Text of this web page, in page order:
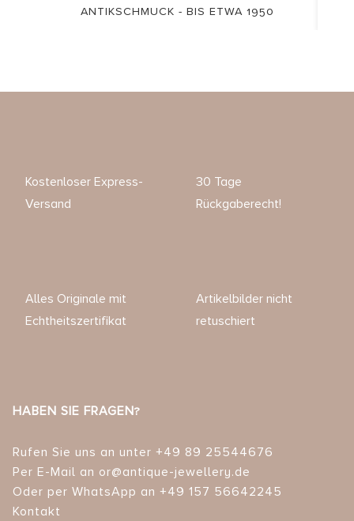
ANTIKSCHMUCK - BIS ETWA 1950
Kostenloser Express-
Versand
30 Tage
Rückgaberecht!
Alles Originale mit
Echtheitszertifikat
Artikelbilder nicht
retuschiert
HABEN SIE FRAGEN?
Rufen Sie uns an unter +49 89 25544676
Per E-Mail an or@antique-jewellery.de
Oder per WhatsApp an +49 157 56642245
Kontakt